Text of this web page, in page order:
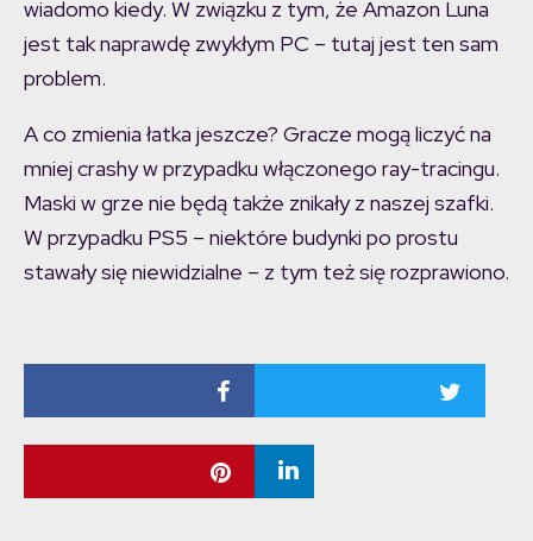
wiadomo kiedy. W związku z tym, że Amazon Luna
jest tak naprawdę zwykłym PC – tutaj jest ten sam
problem.
A co zmienia łatka jeszcze? Gracze mogą liczyć na
mniej crashy w przypadku włączonego ray-tracingu.
Maski w grze nie będą także znikały z naszej szafki.
W przypadku PS5 – niektóre budynki po prostu
stawały się niewidzialne – z tym też się rozprawiono.